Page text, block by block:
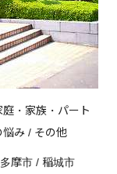
・家族・パート
悩み / その他
摩市 / 稲城市